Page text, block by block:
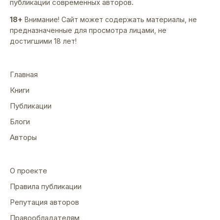
публикации современных авторов.
18+ Внимание! Сайт может содержать материалы, не
предназначенные для просмотра лицами, не
достигшими 18 лет!
Главная
Книги
Публикации
Блоги
Авторы
О проекте
Правила публикации
Репутация авторов
Правообладателям